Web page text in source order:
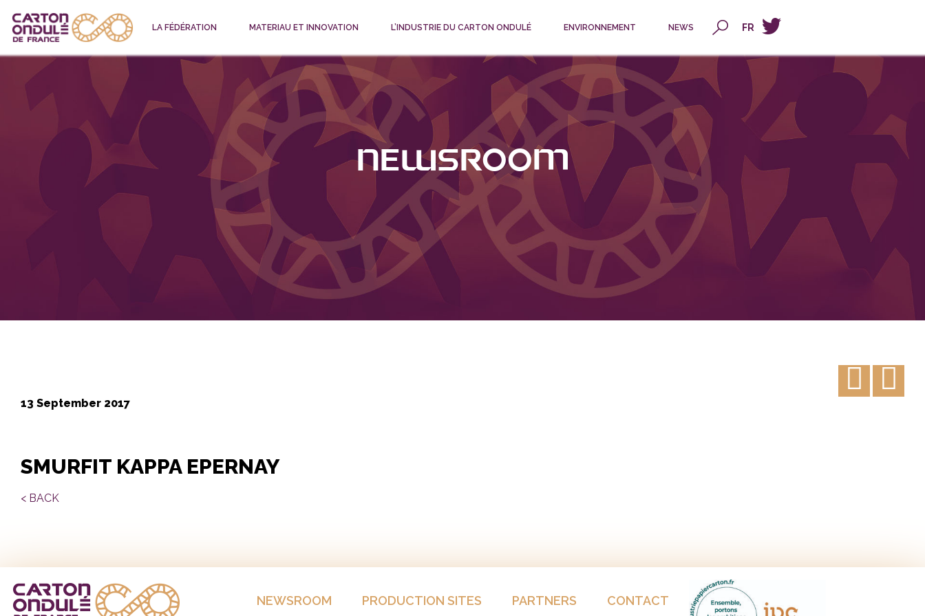
LA FÉDÉRATION MATERIAU ET INNOVATION L’INDUSTRIE DU CARTON ONDULÉ ENVIRONNEMENT NEWS FR
Newsroom
13 September 2017
SMURFIT KAPPA EPERNAY
< BACK
NEWSROOM PRODUCTION SITES PARTNERS CONTACT